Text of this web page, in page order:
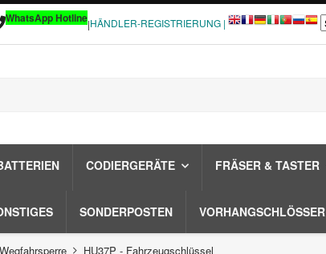
WhatsApp Hotline|HÄNDLER-REGISTRIERUNG |
CODIERGERÄTE FRÄSER & TASTER
SONDERPOSTEN VORHANGSCHLÖSSER
HU37P - Fahrzeugschlüssel